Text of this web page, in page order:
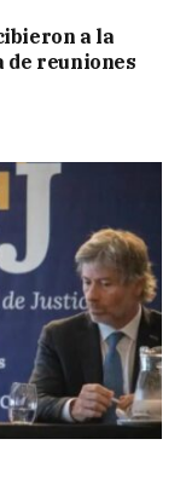
a la
de reuniones